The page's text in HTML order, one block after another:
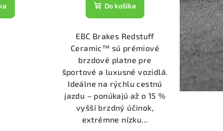
Do košíka
EBC Brakes Redstuff
Ceramic™ sú prémiové
brzdové platne pre
športové a luxusné vozidlá.
Ideálne na rýchlu cestnú
jazdu – ponúkajú až o 15 %
vyšší brzdný účinok,
extrémne nízku...